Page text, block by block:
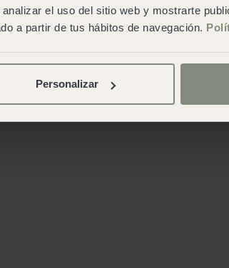
el uso del sitio web y mostrarte
a partir de tus hábitos de navegación.
Personalizar